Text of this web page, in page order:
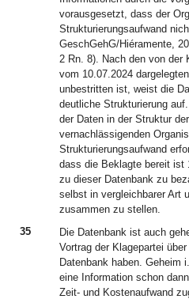
vorausgesetzt, dass der
Strukturierungsaufwand
GeschGehG/Hiéramente,
2 Rn. 8). Nach den von der
vom 10.07.2024
unbestritten ist, weist die
deutliche Strukturierung
der Daten in der Struktur
vernachlässigenden
Strukturierungsaufwand
dass die Beklagte bereit ist
zu dieser Datenbank zu
selbst in vergleichbarer Art
zusammen zu stellen.
35
Die Datenbank ist auch
Vortrag der Klagepartei
Datenbank haben. Geheim
eine Information schon
Zeit- und Kostenaufwand